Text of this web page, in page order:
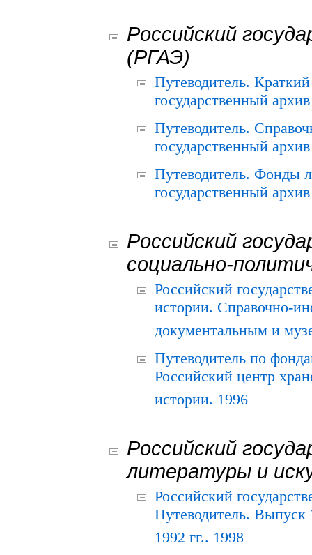
Российский
(РГАЭ)
Путеводитель.
государственный
Путеводитель.
государственный
Путеводитель. Фонды
государственный
Российский
социально-
Российский
истории. Справочно-
документальным и
Путеводитель по
Российский центр
истории. 1996
Российский
литературы и
Российский
Путеводитель.
1992 гг.. 1998